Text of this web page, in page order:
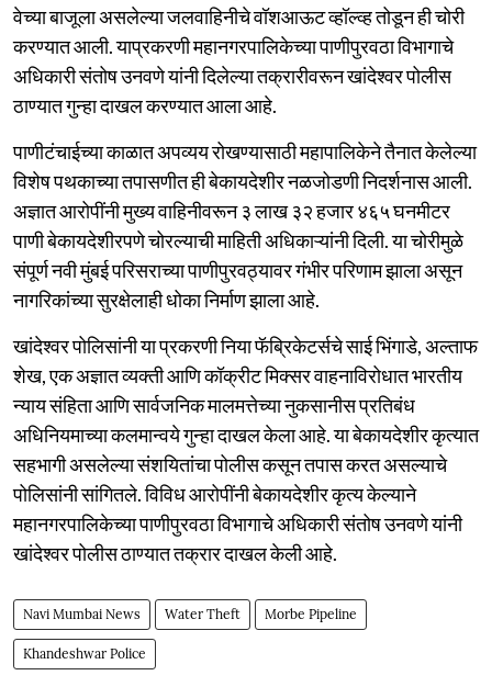
वेच्या बाजूला असलेल्या जलवाहिनीचे वॉशआऊट व्हॉल्व्ह तोडून ही चोरी
करण्यात आली. याप्रकरणी महानगरपालिकेच्या पाणीपुरवठा विभागाचे
अधिकारी संतोष उनवणे यांनी दिलेल्या तक्रारीवरून खांदेश्वर पोलीस
ठाण्यात गुन्हा दाखल करण्यात आला आहे.
पाणीटंचाईच्या काळात अपव्यय रोखण्यासाठी महापालिकेने तैनात केलेल्या
विशेष पथकाच्या तपासणीत ही बेकायदेशीर नळजोडणी निदर्शनास आली.
अज्ञात आरोपींनी मुख्य वाहिनीवरून ३ लाख ३२ हजार ४६५ घनमीटर
पाणी बेकायदेशीरपणे चोरल्याची माहिती अधिकाऱ्यांनी दिली. या चोरीमुळे
संपूर्ण नवी मुंबई परिसराच्या पाणीपुरवठ्यावर गंभीर परिणाम झाला असून
नागरिकांच्या सुरक्षेलाही धोका निर्माण झाला आहे.
खांदेश्वर पोलिसांनी या प्रकरणी निया फॅब्रिकेटर्सचे साई भिंगाडे, अल्ताफ
शेख, एक अज्ञात व्यक्ती आणि कॉक्रीट मिक्सर वाहनाविरोधात भारतीय
न्याय संहिता आणि सार्वजनिक मालमत्तेच्या नुकसानीस प्रतिबंध
अधिनियमाच्या कलमान्वये गुन्हा दाखल केला आहे. या बेकायदेशीर कृत्यात
सहभागी असलेल्या संशयितांचा पोलीस कसून तपास करत असल्याचे
पोलिसांनी सांगितले. विविध आरोपींनी बेकायदेशीर कृत्य केल्याने
महानगरपालिकेच्या पाणीपुरवठा विभागाचे अधिकारी संतोष उनवणे यांनी
खांदेश्वर पोलीस ठाण्यात तक्रार दाखल केली आहे.
Navi Mumbai News Water Theft Morbe Pipeline
Khandeshwar Police